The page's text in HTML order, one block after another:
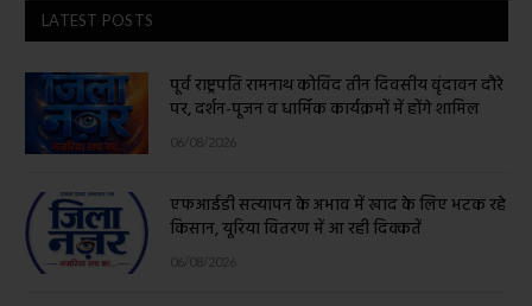
LATEST POSTS
पूर्व राष्ट्रपति रामनाथ कोविंद तीन दिवसीय वृंदावन दौरे
पर, दर्शन-पूजन व धार्मिक कार्यक्रमों में होंगे शामिल
06/08/2026
एफआईडी सत्यापन के अभाव में खाद के लिए भटक रहे
किसान, यूरिया वितरण में आ रही दिक्कतें
06/08/2026